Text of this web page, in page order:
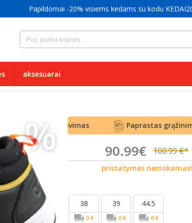
Tik originalūs® ir kokybiški kedai
aksesuarai
%
aptarnavimas Paprastas grąžinimas
90.99€ 100.99 €*
pristatymas nemokamas!
38
0 €
39
0 €
44.5
0 €